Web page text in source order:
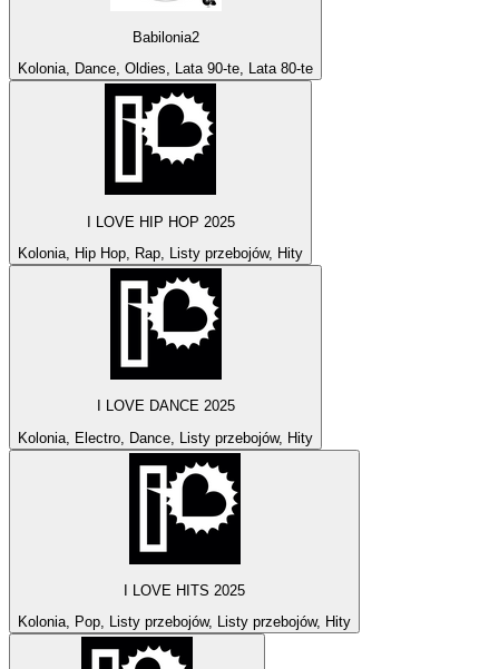
Babilonia2
Kolonia, Dance, Oldies, Lata 90-te, Lata 80-te
I LOVE HIP HOP 2025
Kolonia, Hip Hop, Rap, Listy przebojów, Hity
I LOVE DANCE 2025
Kolonia, Electro, Dance, Listy przebojów, Hity
I LOVE HITS 2025
Kolonia, Pop, Listy przebojów, Listy przebojów, Hity